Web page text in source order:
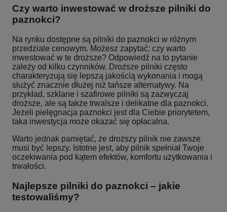
Czy warto inwestować w droższe pilniki do
paznokci?
Na rynku dostępne są pilniki do paznokci w różnym
przedziale cenowym. Możesz zapytać: czy warto
inwestować w te droższe? Odpowiedź na to pytanie
zależy od kilku czynników. Droższe pilniki często
charakteryzują się lepszą jakością wykonania i mogą
służyć znacznie dłużej niż tańsze alternatywy. Na
przykład, szklane i szafirowe pilniki są zazwyczaj
droższe, ale są także trwalsze i delikatne dla paznokci.
Jeżeli pielęgnacja paznokci jest dla Ciebie priorytetem,
taka inwestycja może okazać się opłacalna.
Warto jednak pamiętać, że droższy pilnik nie zawsze
musi być lepszy. Istotne jest, aby pilnik spełniał Twoje
oczekiwania pod kątem efektów, komfortu użytkowania i
trwałości.
Najlepsze pilniki do paznokci – jakie
testowaliśmy?